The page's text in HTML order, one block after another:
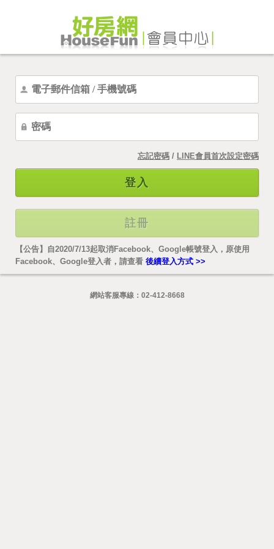
忘記密碼 / LINE會員首次設定密碼
登入
註冊
【公告】自2020/7/13起取消Facebook、Google帳號登入，原使用
Facebook、Google登入者，請查看 後續登入方式 >>
網站客服專線： 02-412-8668